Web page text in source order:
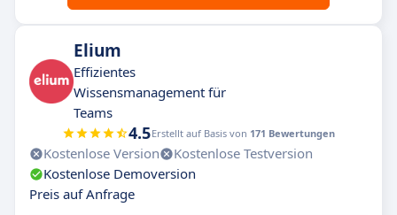
Elium
Effizientes
Wissensmanagement für
Teams
4.5Erstellt auf Basis von 171 Bewertungen
Kostenlose Version
Kostenlose Testversion
Kostenlose Demoversion
Preis auf Anfrage